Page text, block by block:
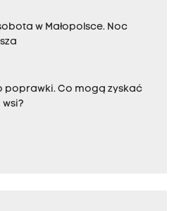
w Małopolsce. Noc
poprawki. Co mogą zyskać